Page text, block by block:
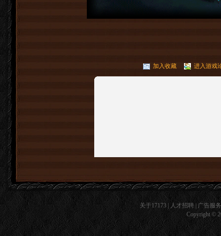
加入收藏 进入游戏
关于17173 人才招聘| 广告服务
Copyright ©